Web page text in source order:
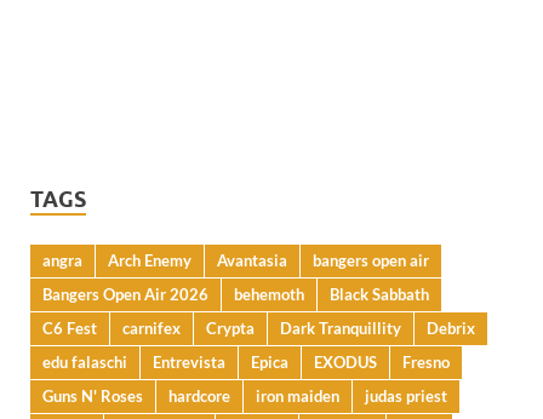
TAGS
angra Arch Enemy Avantasia
bangers open air
Bangers Open Air 2026
behemoth
Black Sabbath
C6 Fest
carnifex Crypta Dark Tranquillity
Debrix
edu falaschi
Entrevista Epica EXODUS
Fresno
Guns N' Roses
hardcore iron maiden
judas priest